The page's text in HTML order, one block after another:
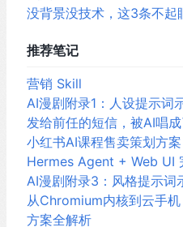
没背景没技术，这3条不起
推荐笔记
营销 Skill
AI漫剧附录1：人设提示词
发给前任的短信，被AI唱
小红书AI课程售卖策划方案
Hermes Agent + Web UI
AI漫剧附录3：风格提示词
从Chromium内核到云手
方案全解析